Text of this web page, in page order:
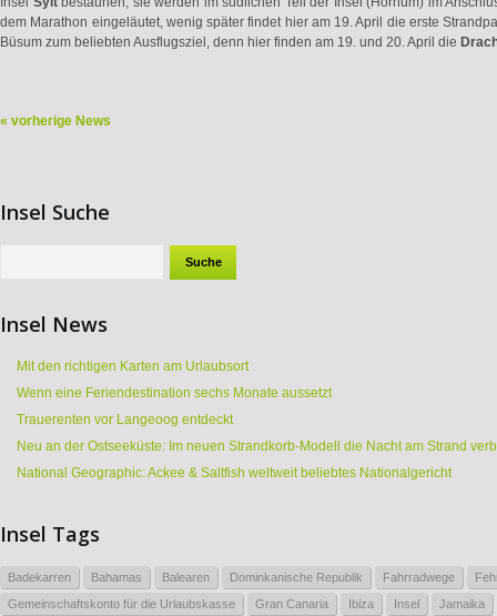
dem Marathon eingeläutet, wenig später findet hier am 19. April die erste
Büsum zum beliebten Ausflugsziel, denn hier finden am 19. und 20. April die
« vorherige News
Insel Suche
Insel News
Mit den richtigen Karten am Urlaubsort
Wenn eine Feriendestination sechs Monate aussetzt
Trauerenten vor Langeoog entdeckt
Neu an der Ostseeküste: Im neuen Strandkorb-Modell die Nacht am Strand
National Geographic: Ackee & Saltfish weltweit beliebtes Nationalgericht
Insel Tags
Badekarren Bahamas Balearen Dominkanische Republik Fahrradwege
Gemeinschaftskonto für die Urlaubskasse
Gran Canaria Ibiza Insel
Jamaika